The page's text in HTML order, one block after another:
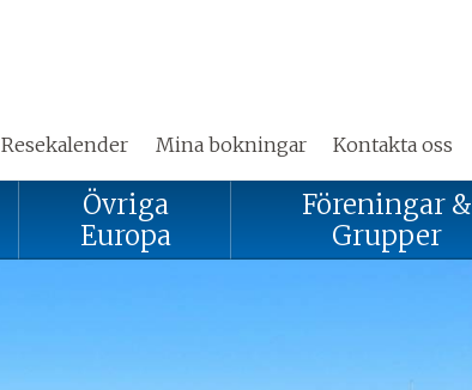
Resekalender Mina bokningar Kontakta oss
Övriga
Europa
Föreningar &
Grupper